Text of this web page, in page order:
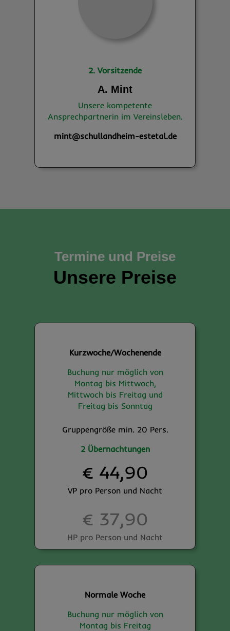
2. Vorsitzende
A. Mint
Unsere kompetente
Ansprechpartnerin im Vereinsleben.
mint@schullandheim-estetal.de
Termine und Preise
Unsere Preise
Kurzwoche/Wochenende
Buchung nur möglich von
Montag bis Mittwoch,
Mittwoch bis Freitag und
Freitag bis Sonntag
Gruppengröße min. 20 Pers.
2 Übernachtungen
€ 44,90
VP pro Person und Nacht
€ 37,90
HP pro Person und Nacht
Normale Woche
Buchung nur möglich von
Montag bis Freitag